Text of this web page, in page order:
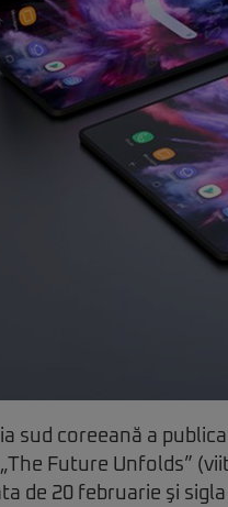
sud coreeană a
Future Unfolds”
de 20 februarie şi